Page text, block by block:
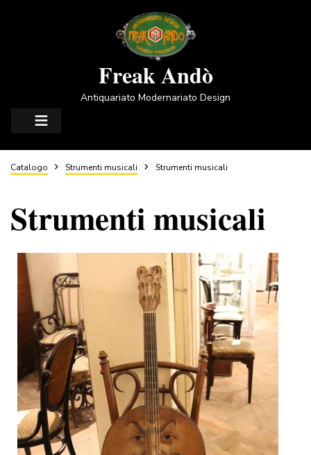
Freak Andò
Antiquariato Modernariato Design
Briciole
di
pane
Catalogo Strumenti musicali Strumenti musicali
Strumenti musicali